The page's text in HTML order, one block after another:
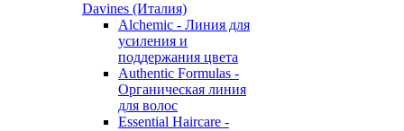
Davines (Италия)
Alchemic - Линия для
усиления и
поддержания цвета
Authentic Formulas -
Органическая линия
для волос
Essential Haircare -